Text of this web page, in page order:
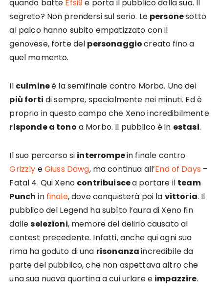
quando batte Efsi9e porta il pubblico dalla sua. Il
segreto? Non prendersi sul serio. Le personesotto
al palco hanno subito empatizzato con il
genovese, forte del personaggiocreato fino a
quel momento.
Il culmineè la semifinale contro Morbo. Uno dei
più forti di sempre, specialmente nei minuti. Ed è
proprio in questo campo che Xeno incredibilmente
risponde a tono a Morbo. Il pubblico è in estasi.
Il suo percorso si interrompein finale contro
Grizzly eGiuss Dawg, ma continua all’End of Days –
Fatal 4. Qui Xeno contribuiscea portare il team
Punch in finale, dove conquisterà poi la vittoria. Il
pubblico del Legend ha subìto l’aura di Xeno fin
dalleselezioni, memore del delirio causato al
contest precedente. Infatti, anche qui ogni sua
rima ha goduto di una risonanzaincredibile da
parte del pubblico, che non aspettava altro che
una sua nuova quartina a cui urlare e impazzire.